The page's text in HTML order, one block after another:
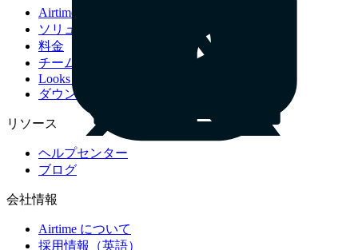
Airtime を使う理由
ソリューション
料金
チーム向け
Looks catalog
ダウンロード
リソース
ヘルプセンター
ブログ
会社情報
Airtime について
採用情報（英語）